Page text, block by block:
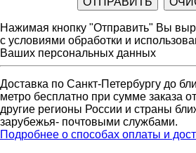
Нажимая кнопку "Отправить" Вы
с условиями обработки и
Ваших персональных данных
Доставка по Санкт-Петербургу до
метро бесплатно при сумме заказа
другие регионы России и страны
зарубежья- почтовыми службами.
Подробнее о способах оплаты и